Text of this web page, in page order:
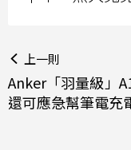
上一則
Anker「羽量級」
還可應急幫筆電充